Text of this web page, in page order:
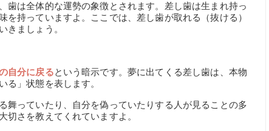
歯は全体的な運勢の象徴とされます。差し歯は生まれ持っ
を持っていますよ。ここでは、差し歯が取れる（抜ける）
きましょう。
自分に戻るという暗示です。夢に出てくる差し歯は、本物
る」状態を表します。
舞っていたり、自分を偽っていたりする人が見ることの多
切さを教えてくれていますよ。